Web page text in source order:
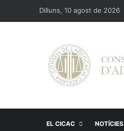
Dilluns, 10 agost de 2026
EL CICAC NOTÍCIES